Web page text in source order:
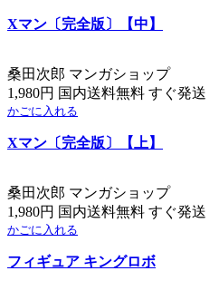
Xマン〔完全版〕【中】
桑田次郎 マンガショップ
1,980円 国内送料無料 すぐ発送
かごに入れる
Xマン〔完全版〕【上】
桑田次郎 マンガショップ
1,980円 国内送料無料 すぐ発送
かごに入れる
フィギュア キングロボ